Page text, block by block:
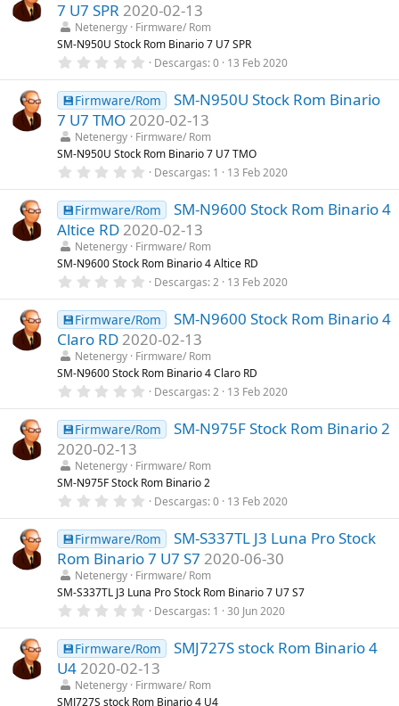
s
)s
t
r
e
l
a
(
s
)
7 U7 SPR 2020-02-13
Netenergy Firmware/ Rom
SM-N950U Stock Rom Binario 7 U7 SPR
0
0
0
e
s
t
r
e
l
a
(
s
)
Descargas 0 13 Feb 2020
💾Firmware/Rom
SM-N950U Stock Rom Binario
7 U7 TMO 2020-02-13
Netenergy Firmware/ Rom
SM-N950U Stock Rom Binario 7 U7 TMO
0
0
0
e
s
t
r
e
l
a
(
s
)
Descargas 1 13 Feb 2020
💾Firmware/Rom
SM-N9600 Stock Rom Binario 4
Altice RD 2020-02-13
Netenergy Firmware/ Rom
SM-N9600 Stock Rom Binario 4 Altice RD
0
0
0
e
s
t
r
e
l
a
(
s
Descargas 2 13 Feb 2020
💾Firmware/Rom
SM-N9600 Stock Rom Binario 4
Claro RD 2020-02-13
Netenergy Firmware/ Rom
SM-N9600 Stock Rom Binario 4 Claro RD
0
0
0
e
t
r
e
l
a
(
s
Descargas 2 13 Feb 2020
💾Firmware/Rom
SM-N975F Stock Rom Binario 2
2020-02-13
Netenergy Firmware/ Rom
SM-N975F Stock Rom Binario 2
0
0
0
e
s
t
r
e
l
a
(
s
)
Descargas 0 13 Feb 2020
💾Firmware/Rom
SM-S337TL J3 Luna Pro Stock
Rom Binario 7 U7 S7 2020-06-30
Netenergy Firmware/ Rom
SM-S337TL J3 Luna Pro Stock Rom Binario 7 U7 S7
0
0
0
e
s
t
r
Descargas 1 30 Jun 2020
💾Firmware/Rom
SMJ727S stock Rom Binario 4
U4 2020-02-13
Netenergy Firmware/ Rom
SMJ727S stock Rom Binario 4 U4